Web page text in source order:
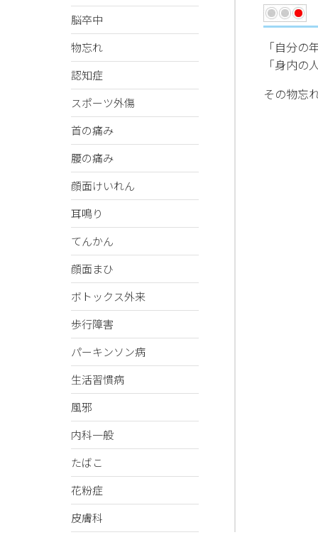
「自分の
「身内
その物忘
脳卒中
物忘れ
認知症
スポーツ外傷
首の痛み
腰の痛み
顔面けいれん
耳鳴り
てんかん
顔面まひ
ボトックス外来
歩行障害
パーキンソン病
生活習慣病
風邪
内科一般
たばこ
花粉症
皮膚科